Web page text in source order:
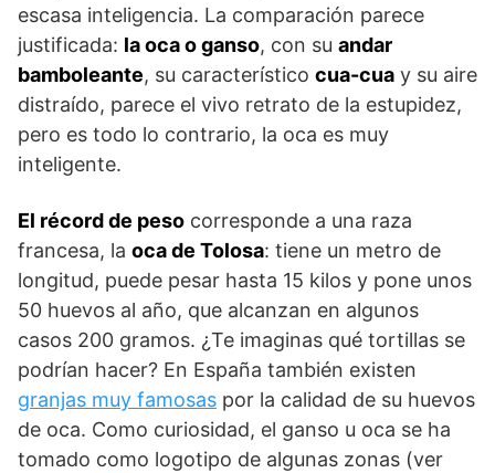
escasa inteligencia. La comparación parece
justificada: la oca o ganso, con su andar
bamboleante, su característico cua-cua y su aire
distraído, parece el vivo retrato de la estupidez,
pero es todo lo contrario, la oca es muy
inteligente.
El récord de peso corresponde a una raza
francesa, la oca de Tolosa: tiene un metro de
longitud, puede pesar hasta 15 kilos y pone unos
50 huevos al año, que alcanzan en algunos
casos 200 gramos. ¿Te imaginas qué tortillas se
podrían hacer? En España también existen
granjas muy famosas por la calidad de su huevos
de oca. Como curiosidad, el ganso u oca se ha
tomado como logotipo de algunas zonas (ver